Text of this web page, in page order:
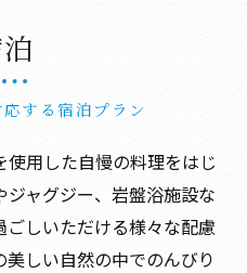
する宿泊プラン
用した自慢の料理をはじ
ャグジー、岩盤浴施設な
しいただける様々な配慮
しい自然の中でのんびり